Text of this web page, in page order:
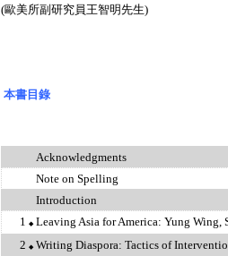
(歐美所副研究員王智明先生)
本書目錄
Acknowledgments
Note on Spelling
Introduction
1
◆Leaving Asia for America: Yung Wing,
2 ◆Writing Diaspora: Tactics of